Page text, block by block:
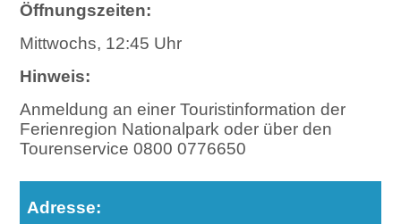
Öffnungszeiten:
Mittwochs, 12:45 Uhr
Hinweis:
Anmeldung an einer Touristinformation der
Ferienregion Nationalpark oder über den
Tourenservice 0800 0776650
Adresse: